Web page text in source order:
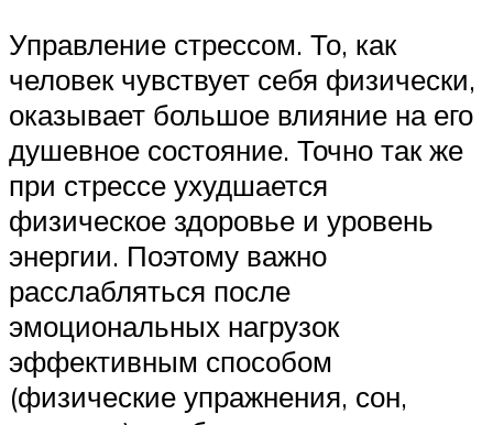
Управление стрессом. То, как
человек чувствует себя физически,
оказывает большое влияние на его
душевное состояние. Точно так же
при стрессе ухудшается
физическое здоровье и уровень
энергии. Поэтому важно
расслабляться после
эмоциональных нагрузок
эффективным способом
(физические упражнения, сон,